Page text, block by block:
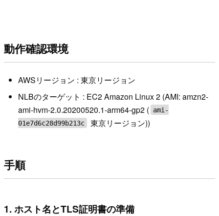
動作確認環境
AWSリージョン : 東京リージョン
NLBのターゲット : EC2 Amazon Linux 2 (AMI: amzn2-
ami-hvm-2.0.20200520.1-arm64-gp2 ( ami-
01e7d6c28d99b213c
東京リージョン))
手順
1. ホスト名とTLS証明書の準備